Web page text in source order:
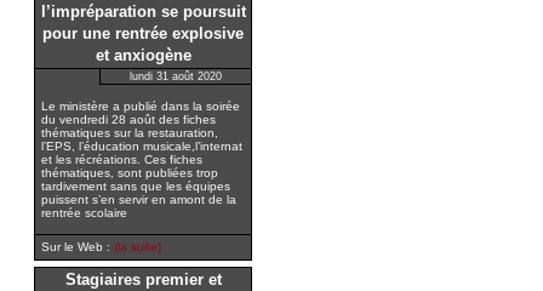
l’impréparation se poursuit
pour une rentrée explosive
et anxiogène
lundi 31 août 2020
Le ministère a publié dans la soirée
du vendredi 28 août des fiches
thématiques sur la restauration,
l’EPS, l’éducation musicale,l’internat
et les récréations. Ces fiches
thématiques, sont publiées trop
tardivement sans que les équipes
puissent s’en servir en amont de la
rentrée scolaire
Sur le Web : (la suite)
Stagiaires premier et